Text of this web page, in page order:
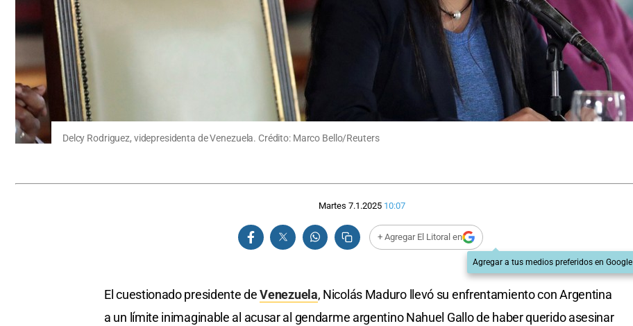
Delcy Rodriguez, videpresidenta de Venezuela. Crédito: Marco Bello/Reuters
Martes 7.1.2025 10:07
+ Agregar El Litoral en
Agregar a tus medios preferidos en Google
El cuestionado presidente deVenezuela, Nicolás Maduro llevó su enfrentamiento con Argentina
a un límite inimaginable al acusar al gendarme argentino Nahuel Gallo de haber querido asesinar